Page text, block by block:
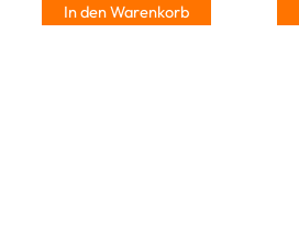
In den Warenkorb